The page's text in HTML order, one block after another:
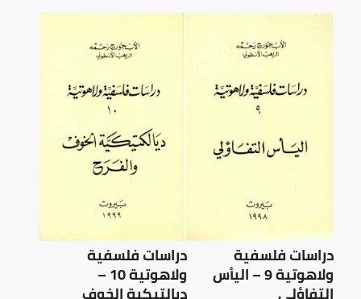
دراسات فلسفية
ولاهوتية 9 – اليأس
التفاؤلي
دراسات فلسفية
ولاهوتية 10 –
ديالتيكية الخوف